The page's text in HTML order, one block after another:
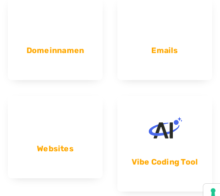
Domeinnamen Emails
Websites
Vibe Coding Tool